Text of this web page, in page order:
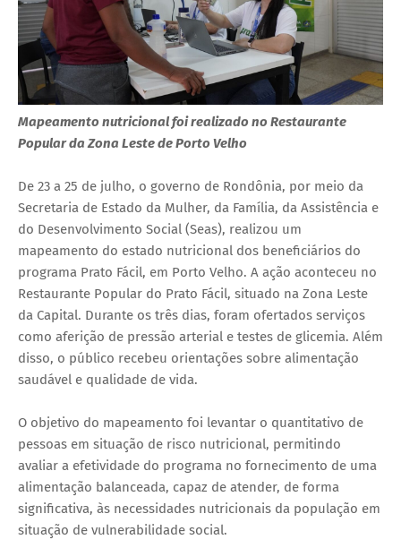
Mapeamento nutricional foi realizado no Restaurante
Popular da Zona Leste de Porto Velho
De 23 a 25 de julho, o governo de Rondônia, por meio da
Secretaria de Estado da Mulher, da Família, da Assistência e
do Desenvolvimento Social (Seas), realizou um
mapeamento do estado nutricional dos beneficiários do
programa Prato Fácil, em Porto Velho. A ação aconteceu no
Restaurante Popular do Prato Fácil, situado na Zona Leste
da Capital. Durante os três dias, foram ofertados serviços
como aferição de pressão arterial e testes de glicemia. Além
disso, o público recebeu orientações sobre alimentação
saudável e qualidade de vida.
O objetivo do mapeamento foi levantar o quantitativo de
pessoas em situação de risco nutricional, permitindo
avaliar a efetividade do programa no fornecimento de uma
alimentação balanceada, capaz de atender, de forma
significativa, às necessidades nutricionais da população em
situação de vulnerabilidade social.